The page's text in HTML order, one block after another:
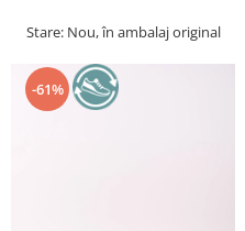
Stare: Nou, în ambalaj original
-61%